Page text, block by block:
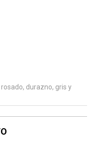
durazno, gris y